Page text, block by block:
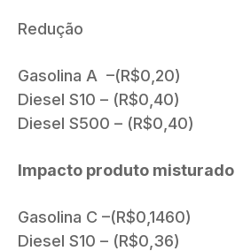
Redução
Gasolina A –(R$0,20)
Diesel S10 – (R$0,40)
Diesel S500 – (R$0,40)
Impacto produto misturado
Gasolina C –(R$0,1460)
Diesel S10 – (R$0,36)